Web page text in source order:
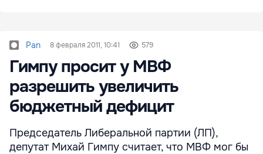
Pan 8 февраля 2011, 10:41 579
Гимпу просит у МВФ
разрешить увеличить
бюджетный дефицит
Председатель Либеральной партии (ЛП),
депутат Михай Гимпу считает, что МВФ мог бы